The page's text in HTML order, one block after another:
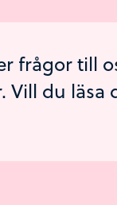
frågor till
Vill du läsa